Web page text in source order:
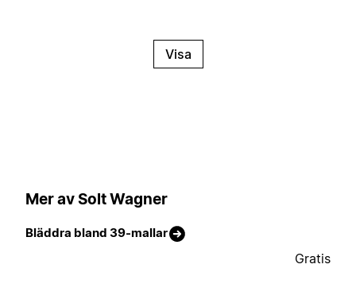
Visa
Mer av Solt Wagner
Bläddra bland 39-mallar
Gratis